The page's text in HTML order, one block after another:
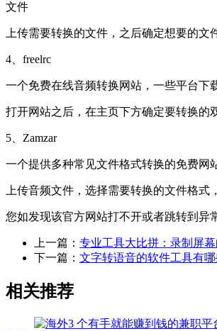
文件
上传需要转换的文件，之后确定想要的
4、freelrc
一个免费在线音频转换网站，一些平台下
打开网站之后，在主页下方确定要转换的
5、Zamzar
一个提供多种常见文件格式转换的免费网
上传音频文件，选择需要转换的文件格式
您如发现该官方网站打不开或者跳转到异
上一篇： 专业工具大比拼：录制屏
下一篇： 文字转语音的软件工具有
相关推荐